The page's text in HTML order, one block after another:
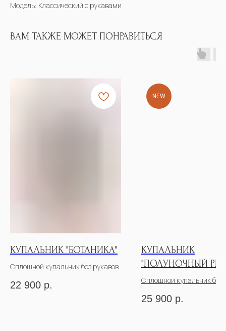
Модель: Классический с рукавами
ВАМ ТАКЖЕ МОЖЕТ ПОНРАВИТЬСЯ
КУПАЛЬНИК "БОТАНИКА"
Сплошной купальник без рукавов
22 900 р.
NEW
КУПАЛЬНИК
"ПОЛУНОЧНЫЙ
Сплошной купальник без
25 900 р.